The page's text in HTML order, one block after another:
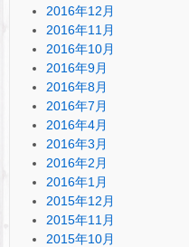
2016年12月
2016年11月
2016年10月
2016年9月
2016年8月
2016年7月
2016年4月
2016年3月
2016年2月
2016年1月
2015年12月
2015年11月
2015年10月